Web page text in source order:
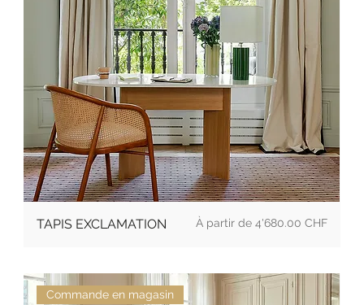
TAPIS EXCLAMATION Prix 4'680.00 CHF
Commande en magasin